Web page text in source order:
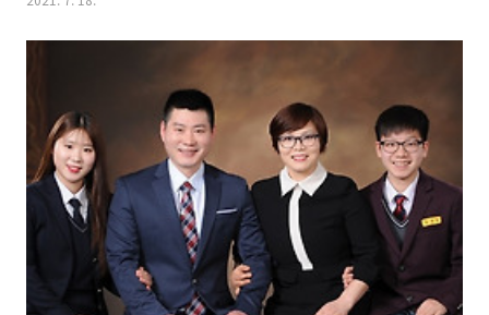
습니다. 현재는 예전에 만들었던 동영상 다시 업로드하고요.. 앞으로 하
겠습니다! 늘 부족한 사람인데....응원해주셔서 감사드립니다. 폭염에 코
로나에 힘드실텐데 건강유의하시고요 항상 행복하세요 *^^* *** 유튜브
에서 "김진옥요리가좋다"를 검색하시면 제 채널이 나옵니다!!